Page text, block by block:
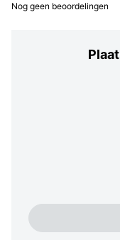
Nog geen beoordelingen